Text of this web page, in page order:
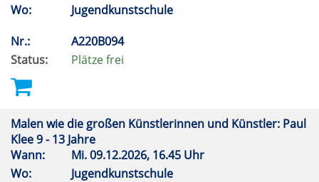
Wo:
Jugendkunstschule
Nr.:
A220B094
Status:
Plätze frei
Malen wie die großen Künstlerinnen und Künstler: Paul
Klee 9 - 13 Jahre
Wann:
Mi.09.12.2026, 16.45 Uhr
Wo:
Jugendkunstschule